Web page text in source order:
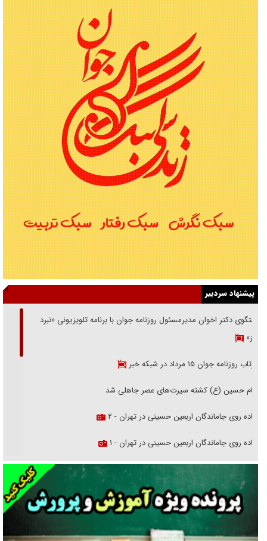
پیشنهاد سردبیر
گفتگوی دکتر اخوان مدیرمسئول روزنامه جوان با برنامه تلویزیونی «نبرد
هرمز»
بازتاب روزنامه جوان ۱۵ مرداد در شبکه خبر
امام حسین (ع) کشته سیرت‌های عصر جاهلی شد
پیاده روی جاماندگان اربعین حسینی در تهران - ۲
پیاده روی جاماندگان اربعین حسینی در تهران - ۱
فریاد‌ها و ناله‌های دوستان مبارزدلم را آتش می‌زد
تغییر رویه دشمن در ترور از شیخ فضل‌الله تا مصباح یزدی
خرید قسطی اولش خنده و آخرش گریه است!